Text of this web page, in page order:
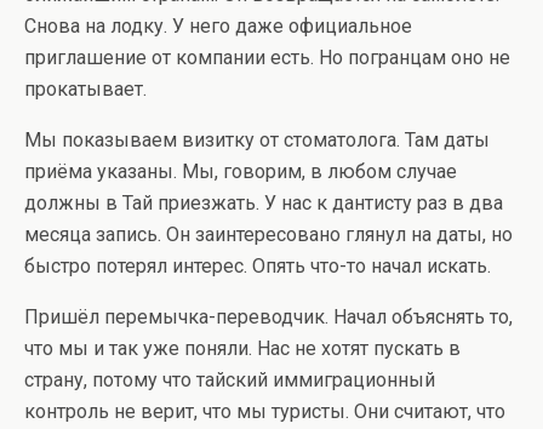
Снова на лодку. У него даже официальное
приглашение от компании есть. Но погранцам оно не
прокатывает.
Мы показываем визитку от стоматолога. Там даты
приёма указаны. Мы, говорим, в любом случае
должны в Тай приезжать. У нас к дантисту раз в два
месяца запись. Он заинтересовано глянул на даты, но
быстро потерял интерес. Опять что-то начал искать.
Пришёл перемычка-переводчик. Начал объяснять то,
что мы и так уже поняли. Нас не хотят пускать в
страну, потому что тайский иммиграционный
контроль не верит, что мы туристы. Они считают, что